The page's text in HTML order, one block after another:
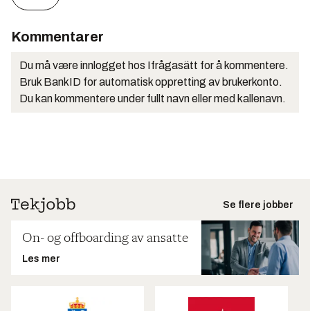
Kommentarer
Du må være innlogget hos Ifrågasätt for å kommentere.
Bruk BankID for automatisk oppretting av brukerkonto.
Du kan kommentere under fullt navn eller med kallenavn.
Se flere jobber
On- og offboarding av ansatte
Les mer